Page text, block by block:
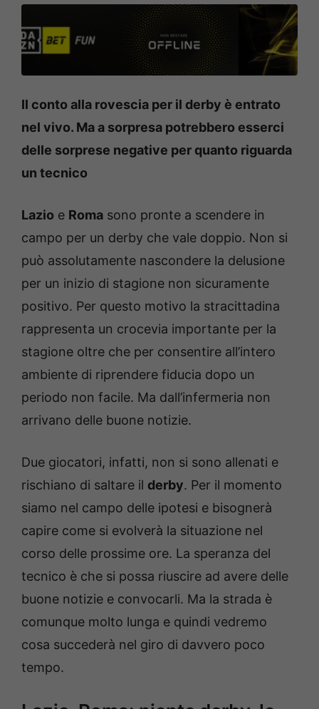
Il conto alla rovescia per il derby è entrato
nel vivo. Ma a sorpresa potrebbero esserci
delle sorprese negative per quanto riguarda
un tecnico
Lazio e Roma sono pronte a scendere in
campo per un derby che vale doppio. Non si
può assolutamente nascondere la delusione
per un inizio di stagione non sicuramente
positivo. Per questo motivo la stracittadina
rappresenta un crocevia importante per la
stagione oltre che per consentire all’intero
ambiente di riprendere fiducia dopo un
periodo non facile. Ma dall’infermeria non
arrivano delle buone notizie.
Due giocatori, infatti, non si sono allenati e
rischiano di saltare il derby. Per il momento
siamo nel campo delle ipotesi e bisognerà
capire come si evolverà la situazione nel
corso delle prossime ore. La speranza del
tecnico è che si possa riuscire ad avere delle
buone notizie e convocarli. Ma la strada è
comunque molto lunga e quindi vedremo
cosa succederà nel giro di davvero poco
tempo.